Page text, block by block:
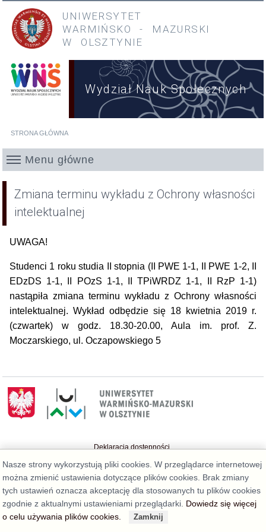
Przejdź do treści
Przejdź do menu głównego
UNIWERSYTET
WARMIŃSKO
- MAZURSKI
W OLSZTYNIE
Wydział Nauk Społecznych
STRONA GŁÓWNA
Menu główne
Zmiana terminu wykładu z Ochrony własności
intelektualnej
UWAGA!
Studenci 1 roku studia II stopnia (II PWE 1-1, II PWE 1-2, II
EDzDS 1-1, II POzS 1-1, II TPiWRDZ 1-1, II RzP 1-1)
nastąpiła zmiana terminu wykładu z Ochrony własności
intelektualnej. Wykład odbędzie się 18 kwietnia 2019 r.
(czwartek) w godz. 18.30-20.00, Aula im. prof. Z.
Moczarskiego, ul. Oczapowskiego 5
Deklaracja dostępności
Nasze strony wykorzystują pliki cookies. W przeglądarce internetowej
można zmienić ustawienia dotyczące plików cookies. Brak zmiany
tych ustawień oznacza akceptację dla stosowanych tu plików cookies
zgodnie z aktualnymi ustawieniami przeglądarki. Dowiedz się więcej
o celu używania plików cookies.